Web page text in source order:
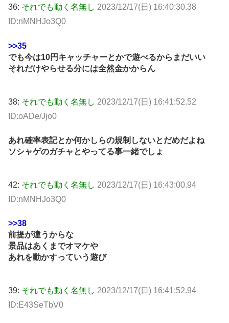
36: それでも動く名無し 2023/12/17(日) 16:40:30.38
ID:nMNHJo3Q0
>>35
でも今は10円キャッチャーとかで遊べるからまだいい
それだけやらせる分には全然金かからん
38: それでも動く名無し 2023/12/17(日) 16:41:52.52
ID:oADe/Jjo0
あれ確率表記とか何かしらの規制しないとだめだよね
ソシャゲのガチャとやってる事一緒でしょ
42: それでも動く名無し 2023/12/17(日) 16:43:00.94
ID:nMNHJo3Q0
>>38
前提が違うからな
景品はあくまでオマケや
あれを動かすっていう遊び
39: それでも動く名無し 2023/12/17(日) 16:41:52.94
ID:E43SeTbV0